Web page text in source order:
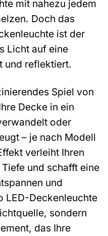
mit nahezu jedem
Doch das
ist der
Licht auf eine
und reflektiert.
Spiel von
Decke in ein
oder
– je nach Modell
verleiht Ihren
und schafft eine
und
LED-Deckenleuchte
sondern
das Ihre